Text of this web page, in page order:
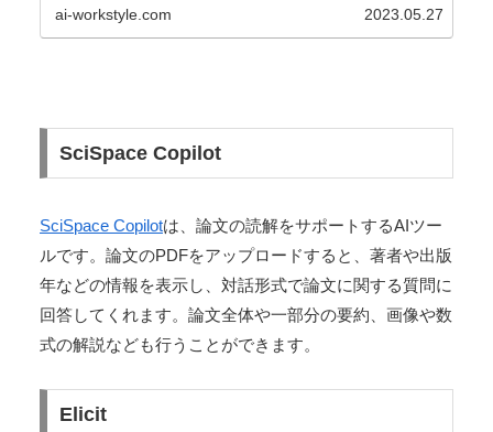
ai-workstyle.com 2023.05.27
SciSpace Copilot
SciSpace Copilotは、論文の読解をサポートするAIツー
ルです。論文のPDFをアップロードすると、著者や出版
年などの情報を表示し、対話形式で論文に関する質問に
回答してくれます。論文全体や一部分の要約、画像や数
式の解説なども行うことができます。
Elicit